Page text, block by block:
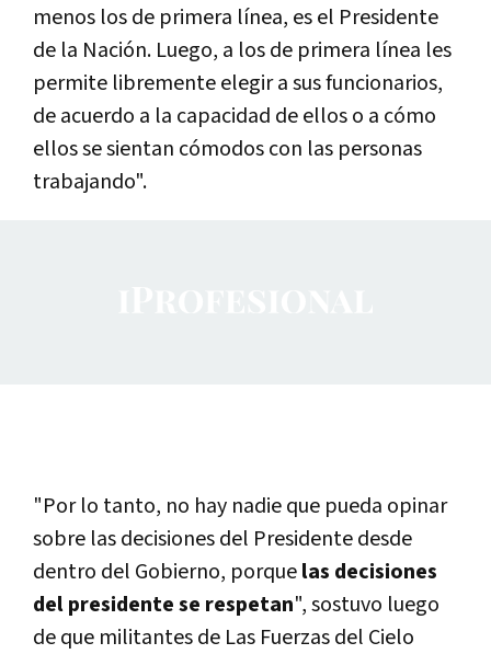
menos los de primera línea, es el Presidente
de la Nación. Luego, a los de primera línea les
permite libremente elegir a sus funcionarios,
de acuerdo a la capacidad de ellos o a cómo
ellos se sientan cómodos con las personas
trabajando".
"Por lo tanto, no hay nadie que pueda opinar
sobre las decisiones del Presidente desde
dentro del Gobierno, porquelas decisiones
del presidente se respetan", sostuvo luego
de que militantes de Las Fuerzas del Cielo